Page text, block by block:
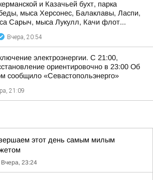
и Казачьей бухт, парка
мыса Херсонес, Балаклавы, Ласпи,
Сарыч, мыса Лукулл, Качи флот...
Вчера, 20:54
электроэнергии. С 21:00,
ориентировочно в 23:00 Об
сообщило «Севастопольэнерго»
21:09
этот день самым милым
Вчера, 23:24